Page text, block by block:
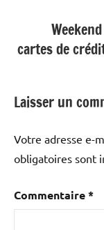
cartes de
Laisser un
Votre adresse e-
obligatoires sont
Commentaire*